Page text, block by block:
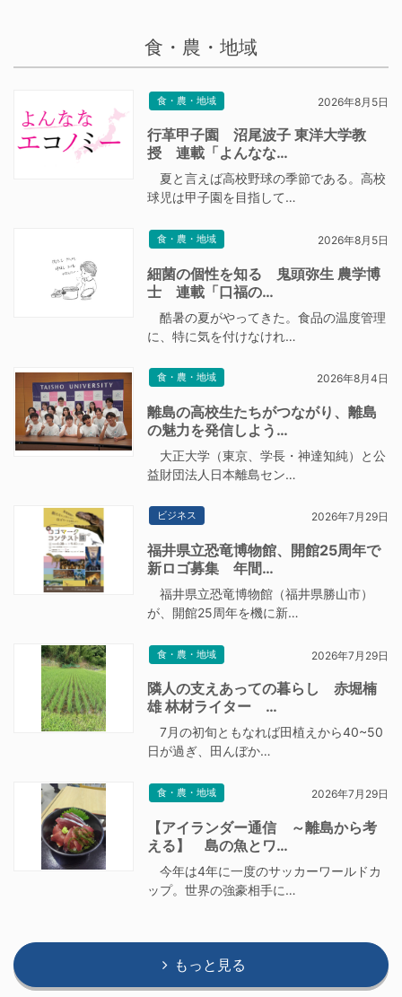
食・農・地域
食・農・地域 2026年8月5日
行革甲子園 沼尾波子 東洋大学教
授 連載「よんなな…
夏と言えば高校野球の季節である。高校
球児は甲子園を目指して…
食・農・地域 2026年8月5日
細菌の個性を知る 鬼頭弥生 農学博
士 連載「口福の…
酷暑の夏がやってきた。食品の温度管理
に、特に気を付けなけれ…
食・農・地域 2026年8月4日
離島の高校生たちがつながり、離島
の魅力を発信しよう…
大正大学（東京、学長・神達知純）と公
益財団法人日本離島セン…
ビジネス 2026年7月29日
福井県立恐竜博物館、開館25周年で
新ロゴ募集 年間…
福井県立恐竜博物館（福井県勝山市）
が、開館25周年を機に新…
食・農・地域 2026年7月29日
隣人の支えあっての暮らし 赤堀楠
雄 林材ライター …
7月の初旬ともなれば田植えから40~50
日が過ぎ、田んぼか…
食・農・地域 2026年7月29日
【アイランダー通信 ～離島から考
える】 島の魚とワ…
今年は4年に一度のサッカーワールドカ
ップ。世界の強豪相手に…
もっと見る